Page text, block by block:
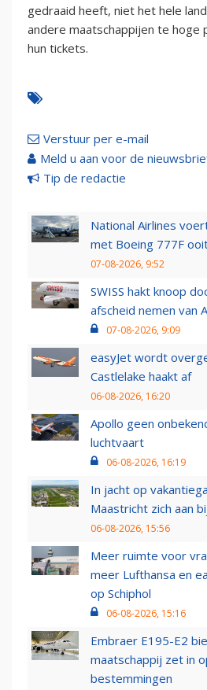
gedraaid heeft, niet het hele
andere maatschappijen te hoge
hun tickets.
Verstuur per e-mail
Meld u aan voor de
Tip de redactie
National Airlines
met Boeing 777F
07-08-2026, 9:52
SWISS hakt knoop
afscheid nemen van
07-08-2026, 9:09
easyJet wordt
Castlelake haakt af
06-08-2026, 16:20
Apollo geen
luchtvaart
06-08-2026, 16:19
In jacht op
Maastricht zich aan
06-08-2026, 15:56
Meer ruimte voor
meer Lufthansa en
op Schiphol
06-08-2026, 15:16
Embraer E195-E2
maatschappij zet in
bestemmingen